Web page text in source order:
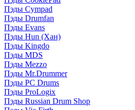
Пэды Cympad
Пэды Drumfan
Пэды Evans
Пэды Hun (Хан)
Пэды Kingdo
Пэды MDS
Пэды Mezzo
Пэды Mr.Drummer
Пэды PC Drums
Пэды ProLogix
Пэды Russian Drum Shop